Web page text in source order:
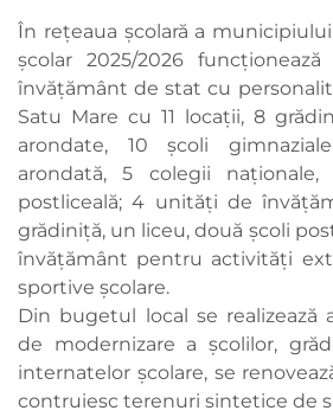
În rețeaua școlară a
școlar 2025/2026
învățământ de stat cu
Satu Mare cu 11 locații, 8
arondate, 10 școli
arondată, 5 colegii naționale,
postliceală; 4 unități de
grădiniță, un liceu, două școli
învățământ pentru activități
sportive școlare.
Din bugetul local se realizează
de modernizare a şcolilor,
internatelor şcolare, se
contruiesc terenuri sintetice de